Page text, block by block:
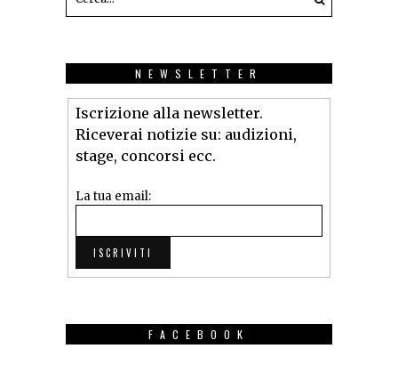
NEWSLETTER
Iscrizione alla newsletter.
Riceverai notizie su: audizioni,
stage, concorsi ecc.
La tua email:
FACEBOOK